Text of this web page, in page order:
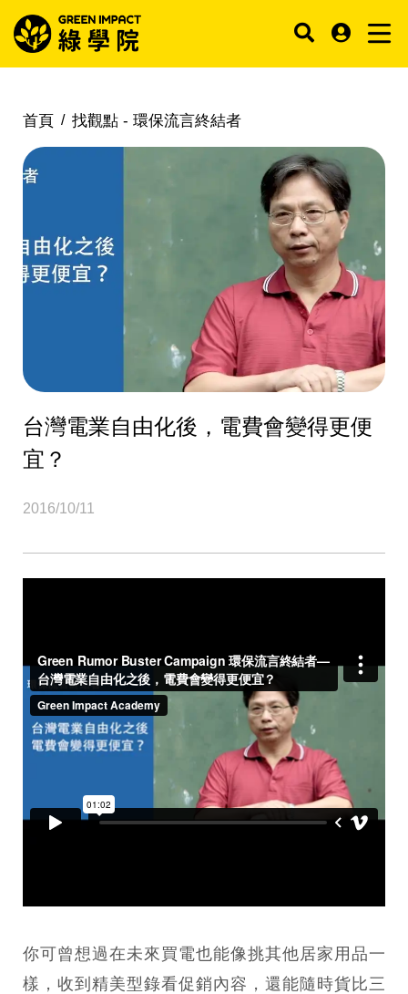
首頁 找觀點 - 環保流言終結者
台灣電業自由化後，電費會變得更便
宜？
2016/10/11
你可曾想過在未來買電也能像挑其他居家用品一
樣，收到精美型錄看促銷內容，還能隨時貨比三